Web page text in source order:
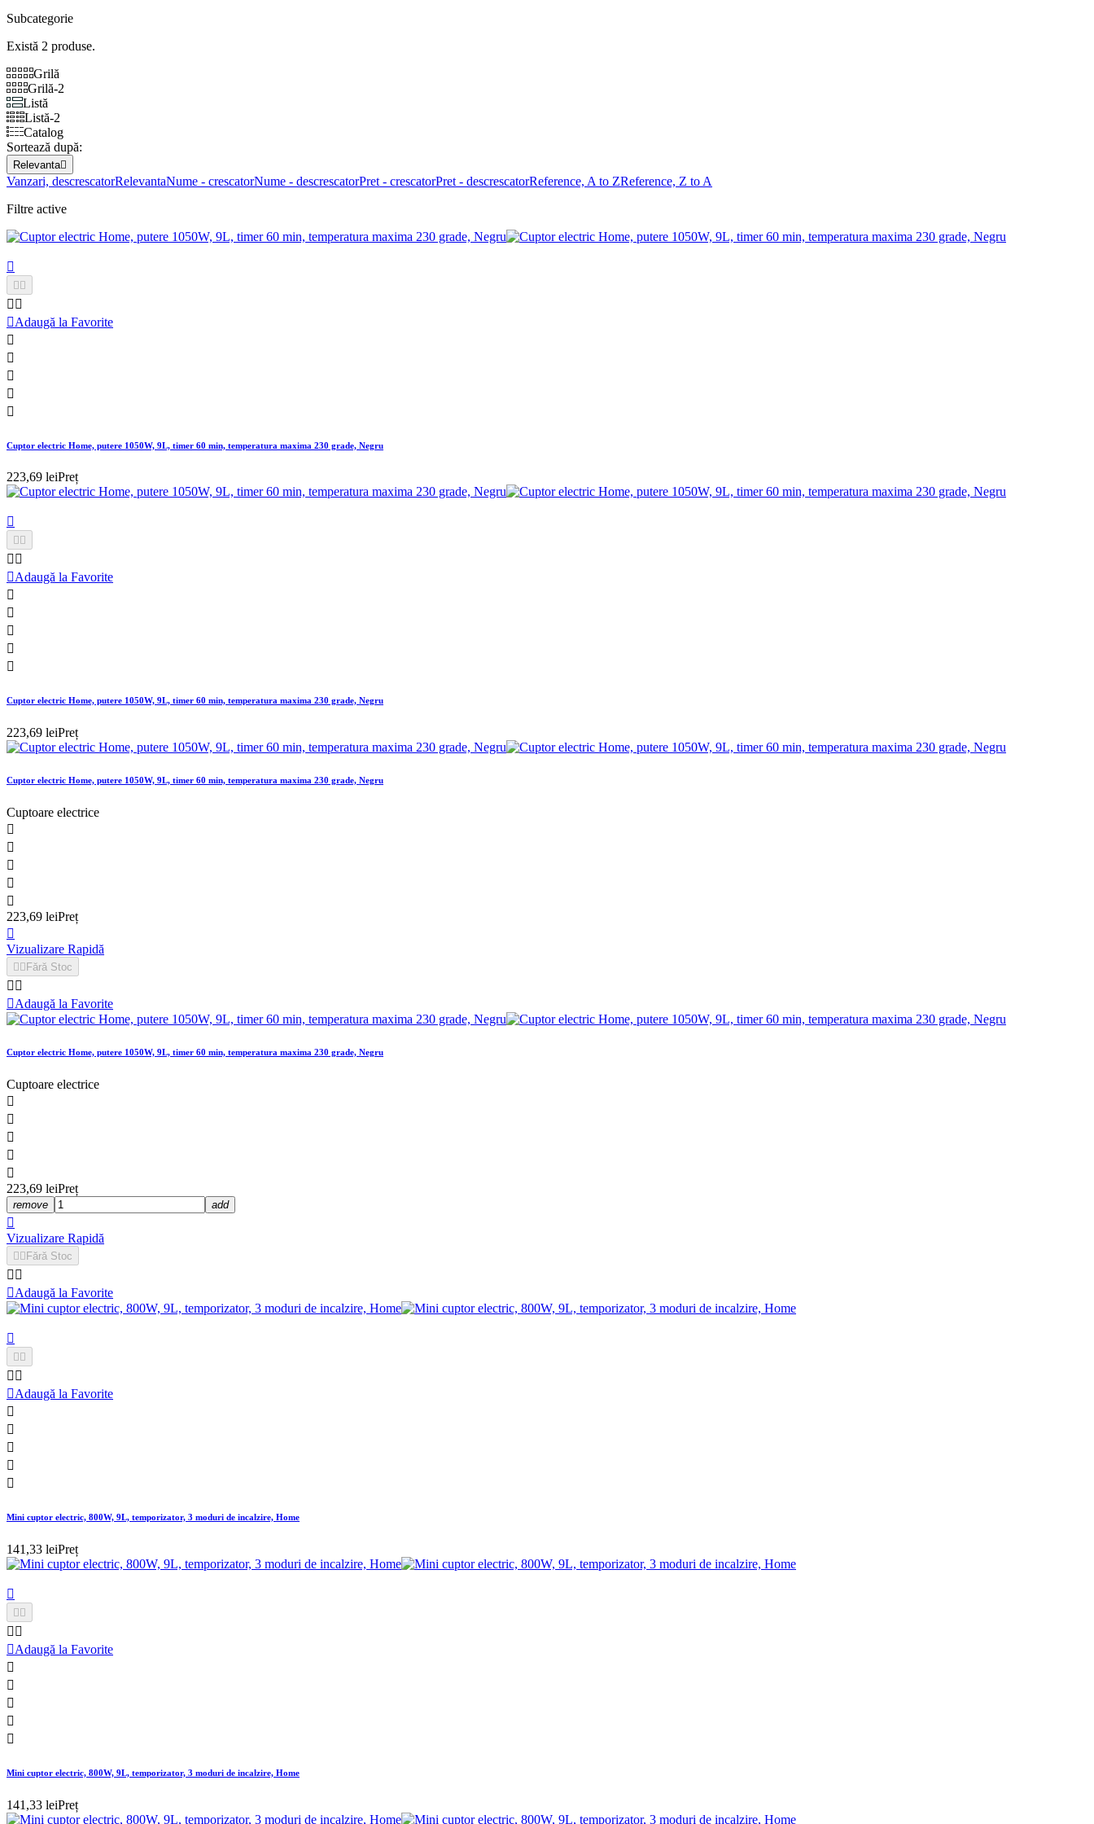
Subcategorie
Există 2 produse.
Grilă
Grilă-2
Listă
Listă-2
Catalog
Sortează după:
Relevanta
Vanzari, descrescatorRelevantaNume - crescatorNume - descrescatorPret - crescatorPret - descrescatorReference, A to ZReference, Z to A
Filtre active


 
Adaugă la Favorite





Cuptor electric Home, putere 1050W, 9L, timer 60 min, temperatura maxima 230 grade, Negru
223,69 leiPreț

 
 
Adaugă la Favorite





Cuptor electric Home, putere 1050W, 9L, timer 60 min, temperatura maxima 230 grade, Negru
223,69 leiPreț
Cuptor electric Home, putere 1050W, 9L, timer 60 min, temperatura maxima 230 grade, Negru
Cuptoare electrice





223,69 leiPreț

Vizualizare Rapidă
  Fără Stoc
 
Adaugă la Favorite
Cuptor electric Home, putere 1050W, 9L, timer 60 min, temperatura maxima 230 grade, Negru
Cuptoare electrice





223,69 leiPreț
remove add

Vizualizare Rapidă
  Fără Stoc
 
Adaugă la Favorite

 
 
Adaugă la Favorite





Mini cuptor electric, 800W, 9L, temporizator, 3 moduri de incalzire, Home
141,33 leiPreț

 
 
Adaugă la Favorite





Mini cuptor electric, 800W, 9L, temporizator, 3 moduri de incalzire, Home
141,33 leiPreț